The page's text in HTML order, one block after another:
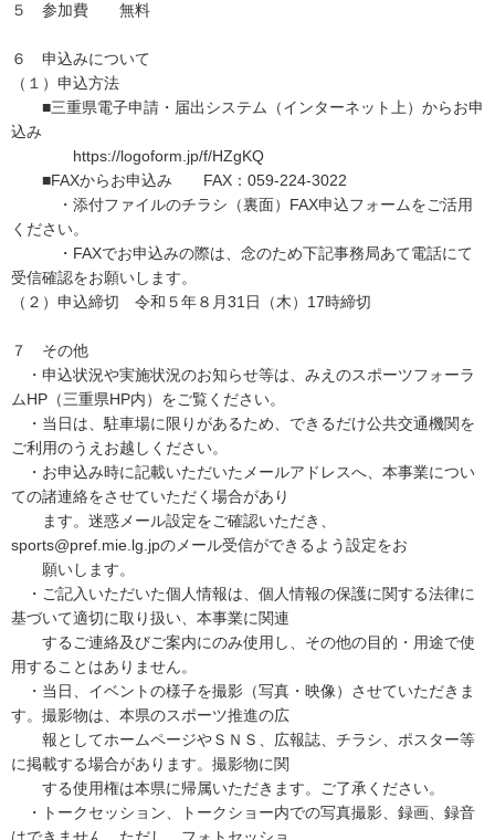
５ 参加費 無料
６ 申込みについて
（１）申込方法
■三重県電子申請・届出システム（インターネット上）からお申
込み
https://logoform.jp/f/HZgKQ
■FAXからお申込み FAX：059-224-3022
・添付ファイルのチラシ（裏面）FAX申込フォームをご活用
ください。
・FAXでお申込みの際は、念のため下記事務局あて電話にて
受信確認をお願いします。
（２）申込締切 令和５年８月31日（木）17時締切
７ その他
・申込状況や実施状況のお知らせ等は、みえのスポーツフォーラ
ムHP（三重県HP内）をご覧ください。
・当日は、駐車場に限りがあるため、できるだけ公共交通機関を
ご利用のうえお越しください。
・お申込み時に記載いただいたメールアドレスへ、本事業につい
ての諸連絡をさせていただく場合があり
ます。迷惑メール設定をご確認いただき、
sports@pref.mie.lg.jpのメール受信ができるよう設定をお
願いします。
・ご記入いただいた個人情報は、個人情報の保護に関する法律に
基づいて適切に取り扱い、本事業に関連
するご連絡及びご案内にのみ使用し、その他の目的・用途で使
用することはありません。
・当日、イベントの様子を撮影（写真・映像）させていただきま
す。撮影物は、本県のスポーツ推進の広
報としてホームページやＳＮＳ、広報誌、チラシ、ポスター等
に掲載する場合があります。撮影物に関
する使用権は本県に帰属いただきます。ご了承ください。
・トークセッション、トークショー内での写真撮影、録画、録音